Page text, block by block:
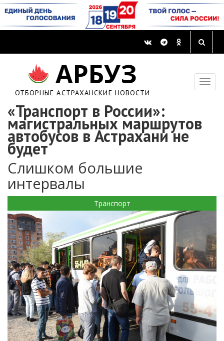
АРБУЗ
ОТБОРНЫЕ АСТРАХАНСКИЕ НОВОСТИ
«Транспорт в России»:
магистральных маршрутов
автобусов в Астрахани не
будет
Слишком большие
интервалы
Транспорт